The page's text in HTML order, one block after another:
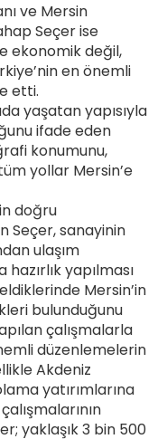
ve Mersin
Seçer ise
ekonomik değil,
en önemli
etti.
yaşatan yapısıyla
ifade eden
konumunu,
yollar Mersin’e
doğru
Seçer, sanayinin
ulaşım
yapılması
Mersin’in
bulunduğunu
çalışmalarla
düzenlemelerin
Akdeniz
yatırımlarına
yaklaşık 3 bin 500